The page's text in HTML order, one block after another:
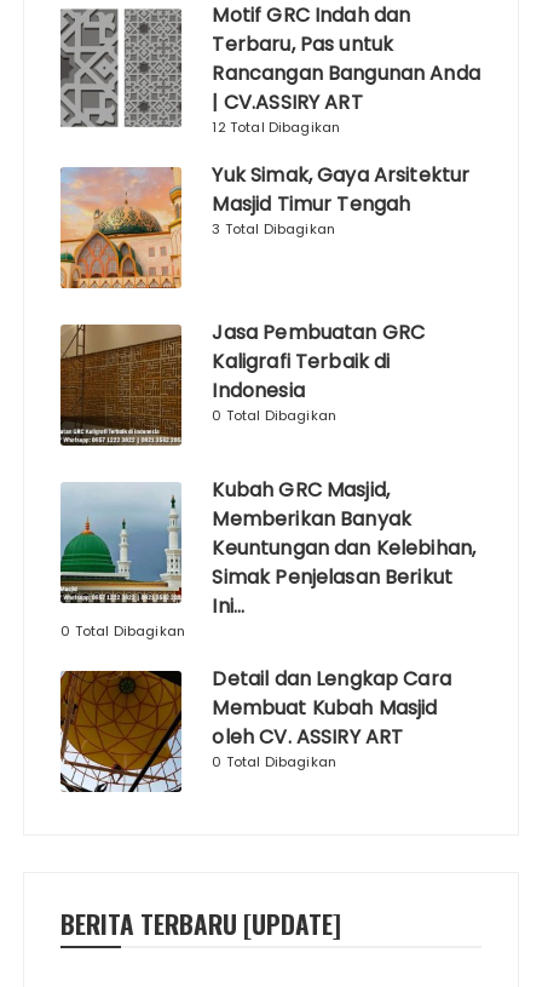
Motif GRC Indah dan
Terbaru, Pas untuk
Rancangan Bangunan Anda
| CV.ASSIRY ART
12 Total Dibagikan
Yuk Simak, Gaya Arsitektur
Masjid Timur Tengah
3 Total Dibagikan
Jasa Pembuatan GRC
Kaligrafi Terbaik di
Indonesia
0 Total Dibagikan
Kubah GRC Masjid,
Memberikan Banyak
Keuntungan dan Kelebihan,
Simak Penjelasan Berikut
Ini…
0 Total Dibagikan
Detail dan Lengkap Cara
Membuat Kubah Masjid
oleh CV. ASSIRY ART
0 Total Dibagikan
BERITA TERBARU [UPDATE]